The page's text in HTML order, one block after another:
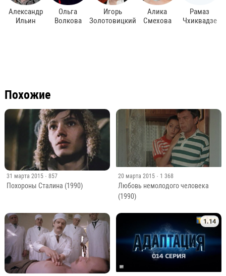
Александр
Ильин
Ольга
Волкова
Игорь
Золотовицкий
Алика
Смехова
Рамаз
Чхиквадзе
Похожие
31 марта 2015 · 857
Похороны Сталина (1990)
20 марта 2015 · 1 368
Любовь немолодого человека
(1990)
1.14